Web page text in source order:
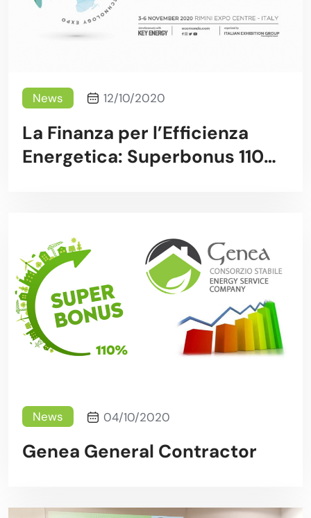
News 12/10/2020
La Finanza per l’Efficienza
Energetica: Superbonus 110%
News 04/10/2020
Genea General Contractor